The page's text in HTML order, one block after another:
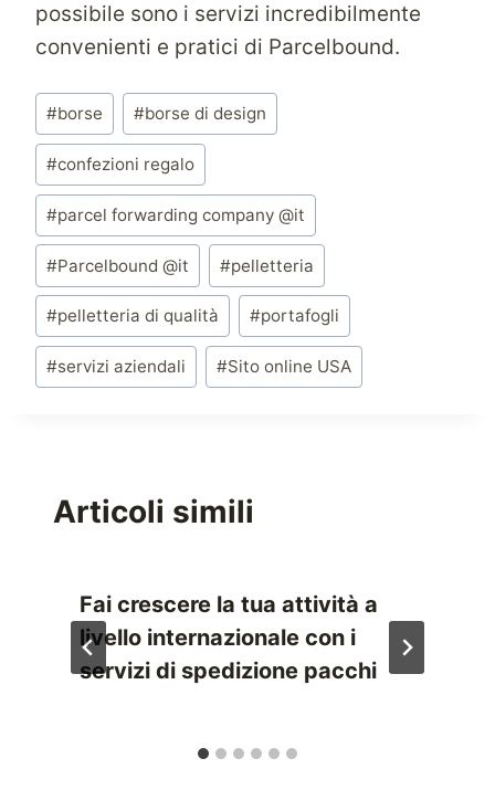
possibile sono i servizi incredibilmente
convenienti e pratici di Parcelbound.
Tag
articolo:
#borse #borse di design
#confezioni regalo
#parcel forwarding company @it
#Parcelbound @it #pelletteria
#pelletteria di qualità #portafogli
#servizi aziendali #Sito online USA
Articoli simili
Fai crescere la tua attività a
livello internazionale con i
servizi di spedizione pacchi